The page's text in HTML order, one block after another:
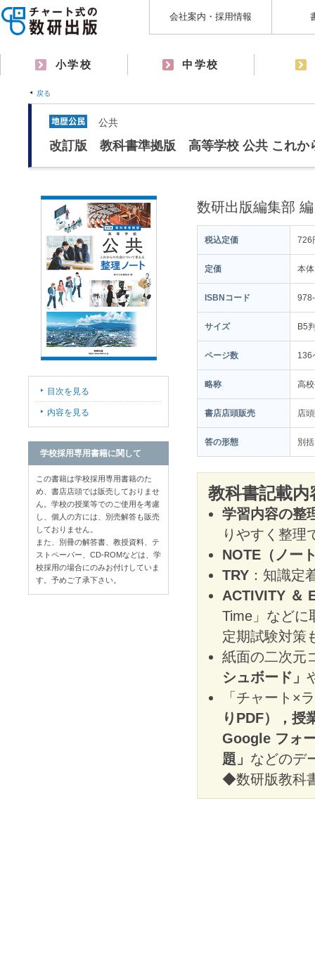
会社案内・採用情報
小学校 中学校
戻る
公共
改訂版 教科書準拠版 高等学校 公共 これか
数研出版編集部 編
税込定価 726
定価 本
ISBNコード
サイズ B5
ページ数 136
略称 高
書店店頭販売 店
答の形態 別
教科書記載
学習内容の整
りやすく整理
NOTE（ノー
TRY ：知識定
ACTIVITY ＆
Time」などに
定期試験対策
紙面の二次元
シュボード」
「チャート×
りPDF），授
Google フォ
題」 などのデ
◆数研版教科
目次を見る
内容を見る
学校採用専用書籍に関して
この書籍は学校採用専用書籍のた
め、書店店頭では販売しておりませ
ん。学校の授業等でのご使用を考慮
し、個人の方には、別売解答も販売
しておりません。
また、別冊の解答書、教授資料、テ
ストペーパー、CD-ROMなどは、学
校採用の場合にのみお付けしていま
す。予めご了承下さい。